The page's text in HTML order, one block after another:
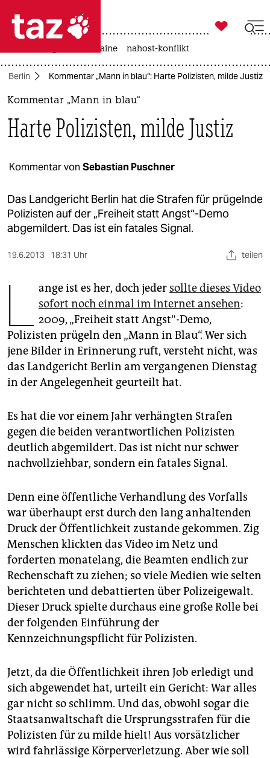
 taz zahl ich
taz zahl ich
politik
öko
gesellschaft
kultur
wahrheit
verlag
verlag
fragen & hilfe
unterstützen
abo
genossenschaft
epaper login

taz zahl ich
krieg in der ukraine nahost-konflikt
Berlin Kommentar „Mann in blau“: Harte Polizisten, milde Justiz
Kommentar „Mann in blau“
Harte Polizisten, milde Justiz
Kommentar von Sebastian Puschner
Das Landgericht Berlin hat die Strafen für prügelnde
Polizisten auf der „Freiheit statt Angst“-Demo
abgemildert. Das ist ein fatales Signal.
19.6.2013 18:31 Uhr teilen
L ange ist es her, doch jeder sollte dieses Video
sofort noch einmal im Internet ansehen:
2009, „Freiheit statt Angst“-Demo,
Polizisten prügeln den „Mann in Blau“. Wer sich
jene Bilder in Erinnerung ruft, versteht nicht, was
das Landgericht Berlin am vergangenen Dienstag
in der Angelegenheit geurteilt hat.
Es hat die vor einem Jahr verhängten Strafen
gegen die beiden verantwortlichen Polizisten
deutlich abgemildert. Das ist nicht nur schwer
nachvollziehbar, sondern ein fatales Signal.
Denn eine öffentliche Verhandlung des Vorfalls
war überhaupt erst durch den lang anhaltenden
Druck der Öffentlichkeit zustande gekommen. Zig
Menschen klickten das Video im Netz und
forderten monatelang, die Beamten endlich zur
Rechenschaft zu ziehen; so viele Medien wie selten
berichteten und debattierten über Polizeigewalt.
Dieser Druck spielte durchaus eine große Rolle bei
der folgenden Einführung der
Kennzeichnungspflicht für Polizisten.
Jetzt, da die Öffentlichkeit ihren Job erledigt und
sich abgewendet hat, urteilt ein Gericht: War alles
gar nicht so schlimm. Und das, obwohl sogar die
Staatsanwaltschaft die Ursprungsstrafen für die
Polizisten für zu milde hielt! Aus vorsätzlicher
wird fahrlässige Körperverletzung. Aber wie soll